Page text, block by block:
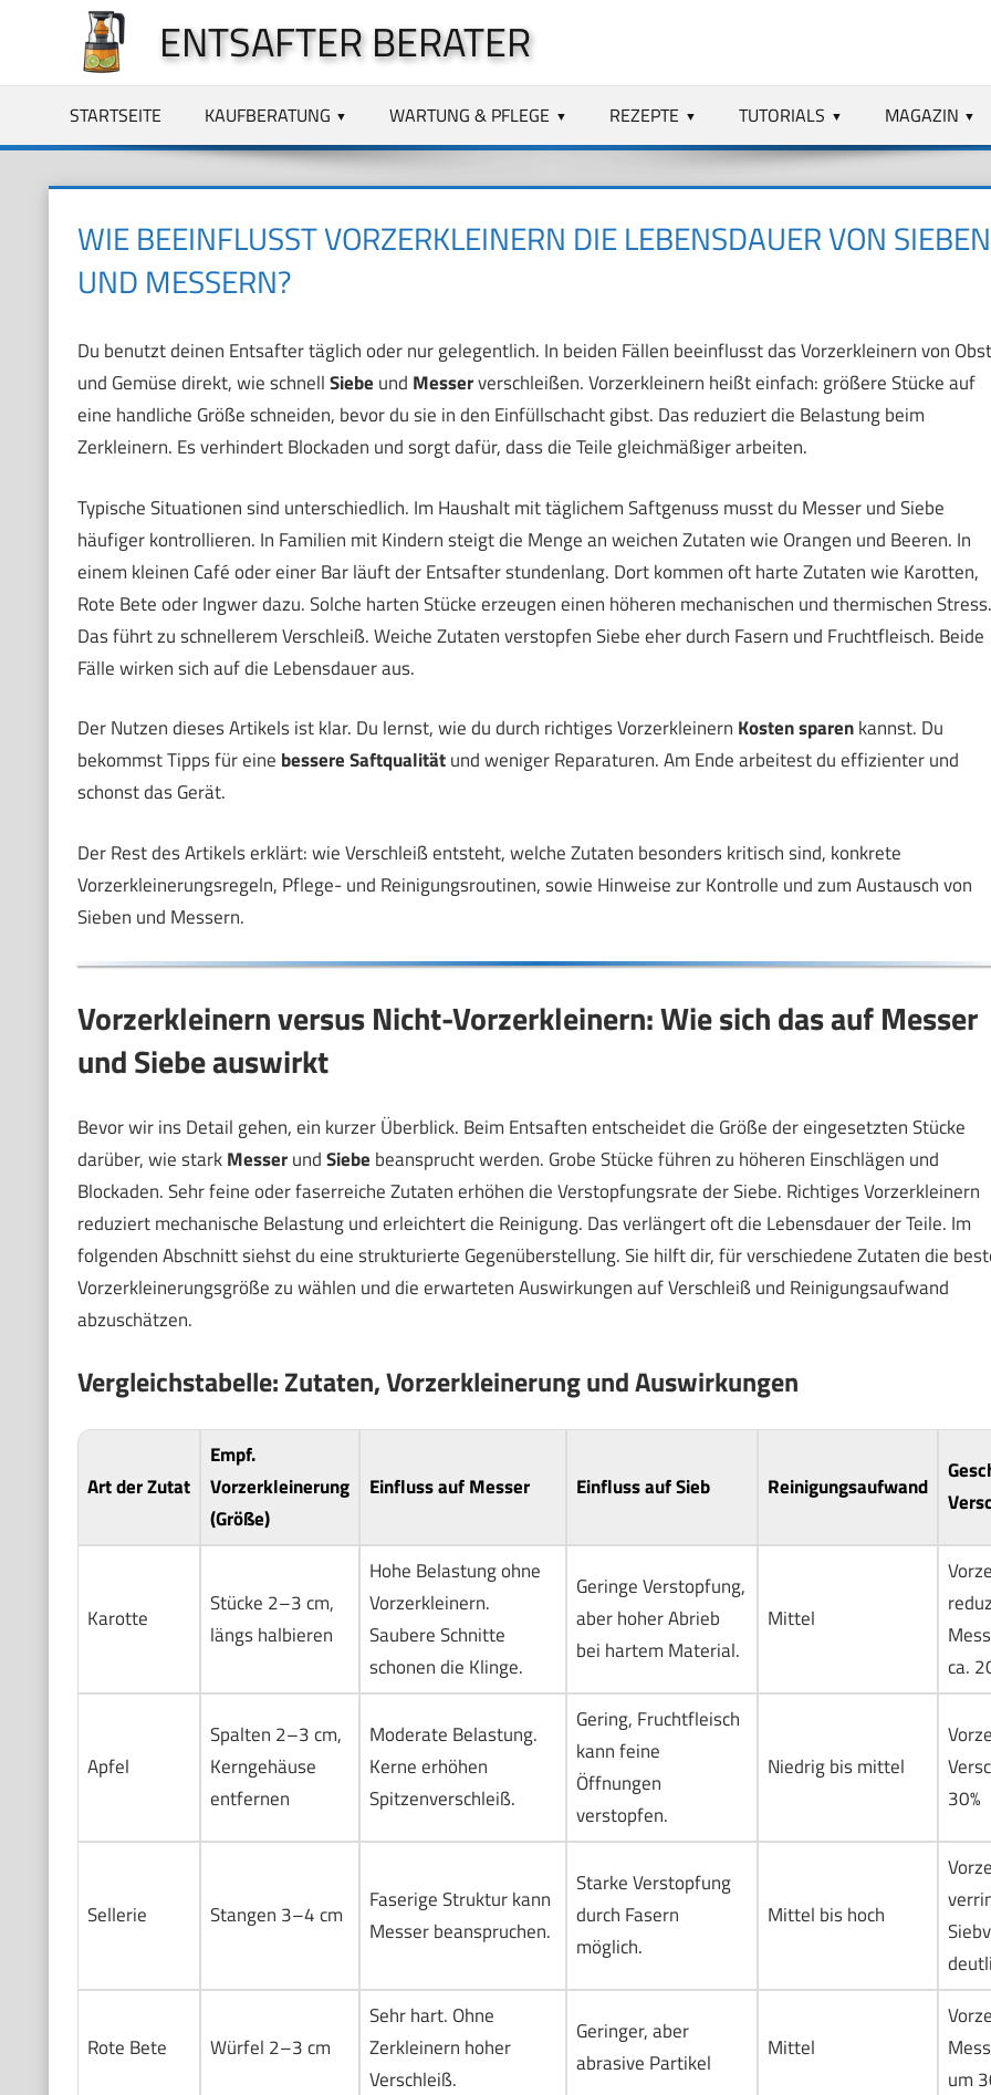
springen
ENTSAFTER BERATER
STARTSEITE KAUFBERATUNG WARTUNG & PFLEGE REZEPTE TUTORIALS MAGAZIN
WIE BEEINFLUSST VORZERKLEINERN DIE LEBENSDAUER VON SIEBEN
UND MESSERN?
Du benutzt deinen Entsafter täglich oder nur gelegentlich. In beiden Fällen beeinflusst das Vorzerkleinern von Obst
und Gemüse direkt, wie schnellSiebe und Messerverschleißen. Vorzerkleinern heißt einfach: größere Stücke auf
eine handliche Größe schneiden, bevor du sie in den Einfüllschacht gibst. Das reduziert die Belastung beim
Zerkleinern. Es verhindert Blockaden und sorgt dafür, dass die Teile gleichmäßiger arbeiten.
Typische Situationen sind unterschiedlich. Im Haushalt mit täglichem Saftgenuss musst du Messer und Siebe
häufiger kontrollieren. In Familien mit Kindern steigt die Menge an weichen Zutaten wie Orangen und Beeren. In
einem kleinen Café oder einer Bar läuft der Entsafter stundenlang. Dort kommen oft harte Zutaten wie Karotten,
Rote Bete oder Ingwer dazu. Solche harten Stücke erzeugen einen höheren mechanischen und thermischen Stress.
Das führt zu schnellerem Verschleiß. Weiche Zutaten verstopfen Siebe eher durch Fasern und Fruchtfleisch. Beide
Fälle wirken sich auf die Lebensdauer aus.
Der Nutzen dieses Artikels ist klar. Du lernst, wie du durch richtiges Vorzerkleinern Kosten sparenkannst. Du
bekommst Tipps für eine bessere Saftqualitätund weniger Reparaturen. Am Ende arbeitest du effizienter und
schonst das Gerät.
Der Rest des Artikels erklärt: wie Verschleiß entsteht, welche Zutaten besonders kritisch sind, konkrete
Vorzerkleinerungsregeln, Pflege- und Reinigungsroutinen, sowie Hinweise zur Kontrolle und zum Austausch von
Sieben und Messern.
Vorzerkleinern versus Nicht-Vorzerkleinern: Wie sich das auf Messer
und Siebe auswirkt
Bevor wir ins Detail gehen, ein kurzer Überblick. Beim Entsaften entscheidet die Größe der eingesetzten Stücke
darüber, wie starkMesserundSiebe beansprucht werden. Grobe Stücke führen zu höheren Einschlägen und
Blockaden. Sehr feine oder faserreiche Zutaten erhöhen die Verstopfungsrate der Siebe. Richtiges Vorzerkleinern
reduziert mechanische Belastung und erleichtert die Reinigung. Das verlängert oft die Lebensdauer der Teile. Im
folgenden Abschnitt siehst du eine strukturierte Gegenüberstellung. Sie hilft dir, für verschiedene Zutaten die
Vorzerkleinerungsgröße zu wählen und die erwarteten Auswirkungen auf Verschleiß und Reinigungsaufwand
abzuschätzen.
Vergleichstabelle: Zutaten, Vorzerkleinerung und Auswirkungen
Art der Zutat
Empf.
Vorzerkleinerung
(Größe)
Einfluss auf Messer Einfluss auf Sieb Reinigungsaufwand
Karotte
Stücke 2–3 cm,
längs halbieren
Hohe Belastung ohne
Vorzerkleinern.
Saubere Schnitte
schonen die Klinge.
Geringe Verstopfung,
aber hoher Abrieb
bei hartem Material.
Mittel
ca.
Apfel
Spalten 2–3 cm,
Kerngehäuse
entfernen
Moderate Belastung.
Kerne erhöhen
Spitzenverschleiß.
Gering, Fruchtfleisch
kann feine
Öffnungen
verstopfen.
Niedrig bis mittel
30%
Sellerie Stangen 3–4 cm
Faserige Struktur kann
Messer beanspruchen.
Starke Verstopfung
durch Fasern
möglich.
Mittel bis hoch
Rote Bete Würfel 2–3 cm
Sehr hart. Ohne
Zerkleinern hoher
Verschleiß.
Geringer, aber
abrasive Partikel
Mittel
um